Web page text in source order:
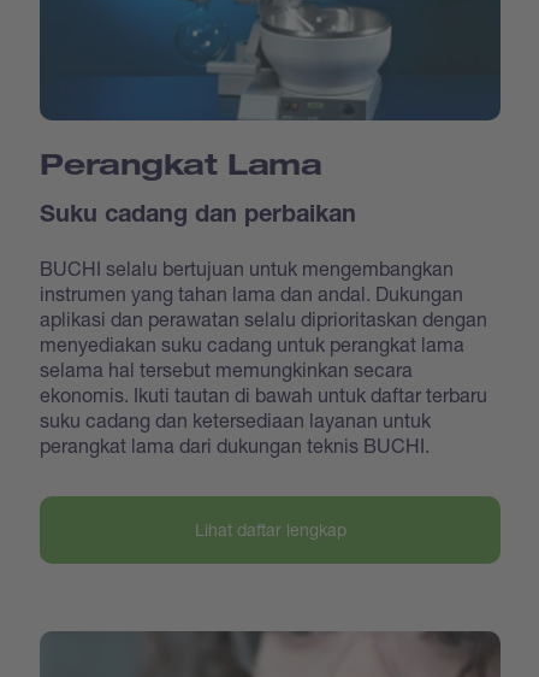
Perangkat Lama
Suku cadang dan perbaikan
BUCHI selalu bertujuan untuk mengembangkan
instrumen yang tahan lama dan andal. Dukungan
aplikasi dan perawatan selalu diprioritaskan dengan
menyediakan suku cadang untuk perangkat lama
selama hal tersebut memungkinkan secara
ekonomis. Ikuti tautan di bawah untuk daftar terbaru
suku cadang dan ketersediaan layanan untuk
perangkat lama dari dukungan teknis BUCHI.
Lihat daftar lengkap